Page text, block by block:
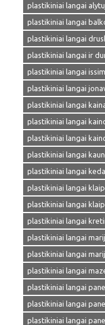
plastikiniai langai
plastikiniai langai
plastikiniai langai
plastikiniai langai ir
plastikiniai langai
plastikiniai langai
plastikiniai langai
plastikiniai langai
plastikiniai langai
plastikiniai langai
plastikiniai langai
plastikiniai langai
plastikiniai langai
plastikiniai langai
plastikiniai langai
plastikiniai langai
plastikiniai langai
plastikiniai langai
plastikiniai langai
plastikiniai langai